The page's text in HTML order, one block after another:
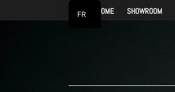
HOME SHOWROOM
FR